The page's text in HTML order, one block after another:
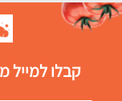
קבלו למייל